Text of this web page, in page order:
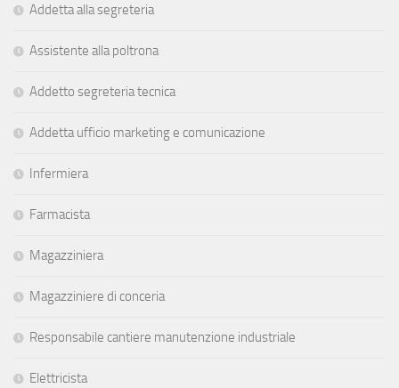
Addetta alla segreteria
Assistente alla poltrona
Addetto segreteria tecnica
Addetta ufficio marketing e comunicazione
Infermiera
Farmacista
Magazziniera
Magazziniere di conceria
Responsabile cantiere manutenzione industriale
Elettricista